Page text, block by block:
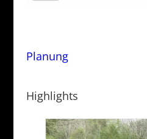
Planung
Highlights